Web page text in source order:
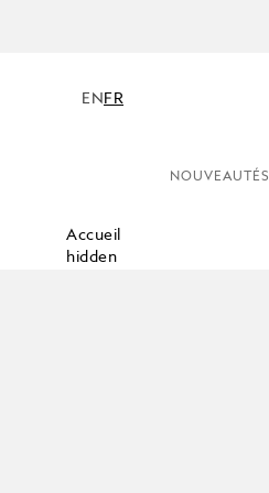
EN FR
NOUVEAUTÉS
Accueil
hidden